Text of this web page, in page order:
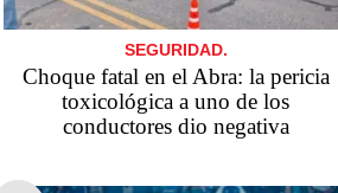
SEGURIDAD.
Choque fatal en el Abra: la pericia
toxicológica a uno de los
conductores dio negativa